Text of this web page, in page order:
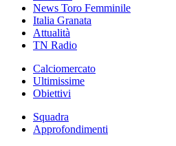
News Toro Femminile
Italia Granata
Attualità
TN Radio
Calciomercato
Ultimissime
Obiettivi
Squadra
Approfondimenti